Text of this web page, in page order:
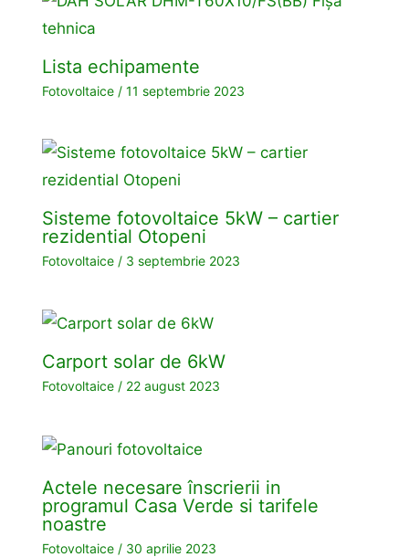
Lista echipamente
Fotovoltaice/ 11 septembrie 2023
Sisteme fotovoltaice 5kW – cartier
rezidential Otopeni
Fotovoltaice/ 3 septembrie 2023
Carport solar de 6kW
Fotovoltaice/ 22 august 2023
Actele necesare înscrierii in
programul Casa Verde si tarifele
noastre
Fotovoltaice/ 30 aprilie 2023